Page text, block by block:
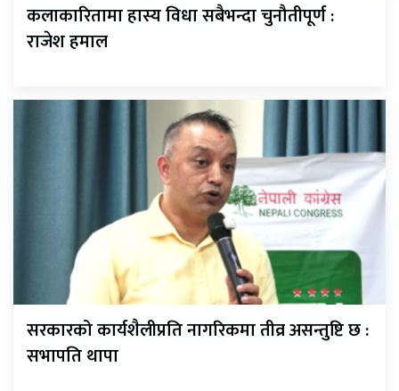
कलाकारितामा हास्य विधा सबैभन्दा चुनौतीपूर्ण :
राजेश हमाल
सरकारको कार्यशैलीप्रति नागरिकमा तीव्र असन्तुष्टि छ :
सभापति थापा